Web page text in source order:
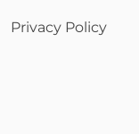
Privacy Policy